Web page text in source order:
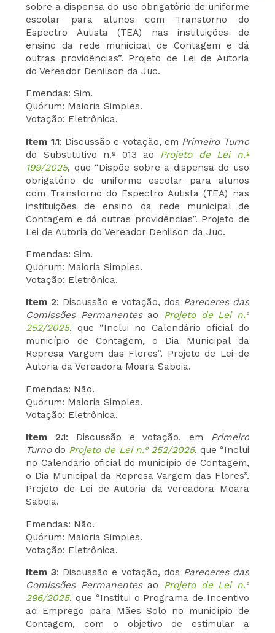
sobre a dispensa do uso obrigatório de uniforme
escolar para alunos com Transtorno do
Espectro Autista (TEA) nas instituições de
ensino da rede municipal de Contagem e dá
outras providências”. Projeto de Lei de Autoria
do Vereador Denilson da Juc.
Emendas: Sim.
Quórum: Maioria Simples.
Votação: Eletrônica.
Item 1.1: Discussão e votação, em Primeiro Turno
do Substitutivo n.º 013 ao Projeto de Lei n.º
199/2025, que “Dispõe sobre a dispensa do uso
obrigatório de uniforme escolar para alunos
com Transtorno do Espectro Autista (TEA) nas
instituições de ensino da rede municipal de
Contagem e dá outras providências”. Projeto de
Lei de Autoria do Vereador Denilson da Juc.
Emendas: Sim.
Quórum: Maioria Simples.
Votação: Eletrônica.
Item 2: Discussão e votação, dos Pareceres das
Comissões Permanentes ao Projeto de Lei n.º
252/2025, que “Inclui no Calendário oficial do
município de Contagem, o Dia Municipal da
Represa Vargem das Flores”. Projeto de Lei de
Autoria da Vereadora Moara Saboia.
Emendas: Não.
Quórum: Maioria Simples.
Votação: Eletrônica.
Item 2.1: Discussão e votação, em Primeiro
Turnodo Projeto de Lei n.º 252/2025, que “Inclui
no Calendário oficial do município de Contagem,
o Dia Municipal da Represa Vargem das Flores”.
Projeto de Lei de Autoria da Vereadora Moara
Saboia.
Emendas: Não.
Quórum: Maioria Simples.
Votação: Eletrônica.
Item 3: Discussão e votação, dos Pareceres das
Comissões Permanentes ao Projeto de Lei n.º
296/2025, que “Institui o Programa de Incentivo
ao Emprego para Mães Solo no município de
Contagem, com o objetivo de estimular a